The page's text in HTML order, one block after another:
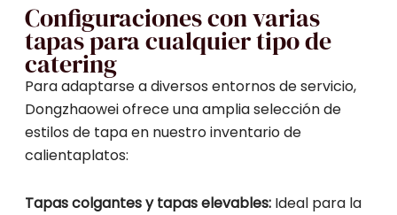
Configuraciones con varias
tapas para cualquier tipo de
catering
Para adaptarse a diversos entornos de servicio,
Dongzhaowei ofrece una amplia selección de
estilos de tapa en nuestro inventario de
calientaplatos:
Tapas colgantes y tapas elevables:Ideal para la